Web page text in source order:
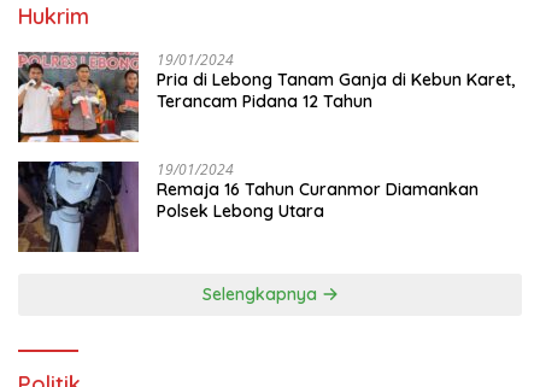
Hukrim
19/01/2024
Pria di Lebong Tanam Ganja di Kebun Karet,
Terancam Pidana 12 Tahun
19/01/2024
Remaja 16 Tahun Curanmor Diamankan
Polsek Lebong Utara
Selengkapnya